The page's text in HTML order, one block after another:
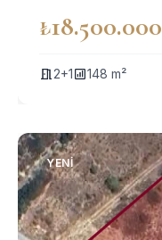
₺18.500.000
2+1 148 m²
YENI